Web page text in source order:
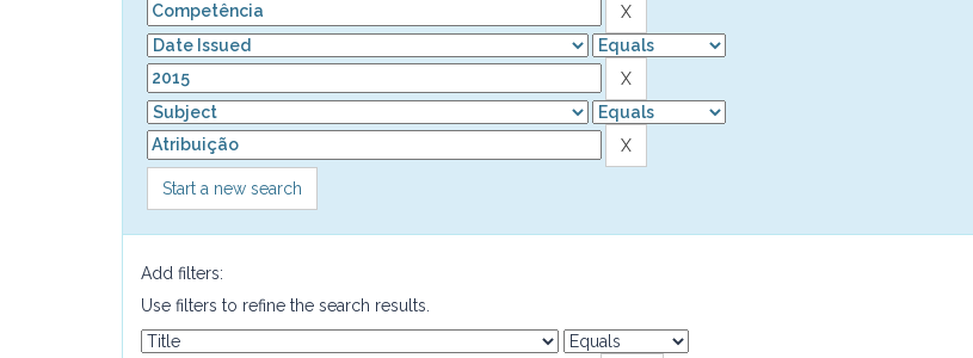
Start a new search
Add filters:
Use filters to refine the search results.